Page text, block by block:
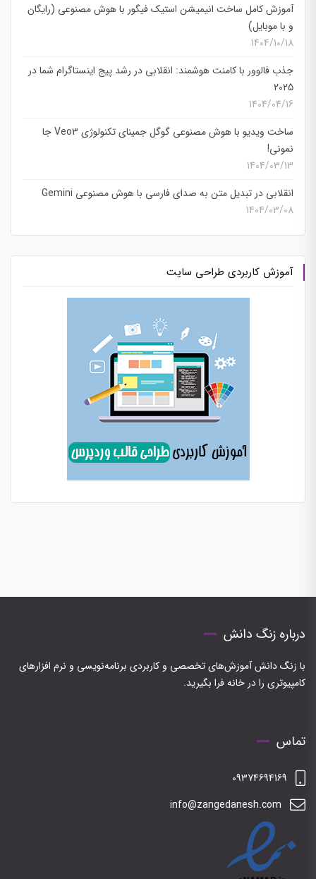
آموزش کامل ساخت انیمیشن استیک فیگور با هوش مصنوعی (رایگان
و با موبایل)
1404/10/18
جذب فالوور با کامنت هوشمند: انقلابی در رشد پیج اینستاگرام شما در
2025
1404/04/16
ساخت ویدیو با هوش مصنوعی گوگل جمینای تکنولوژی Veo3 جا
نمونی!
1404/03/13
انقلابی در تبدیل متن به صدای فارسی با هوش مصنوعی Gemini
1404/03/08
آموزش کاربردی طراحی سایت
درباره زنگ دانش
با زنگ دانش آموزش‌های تخصصی و کاربردی برنامه‌نویسی و نرم افزارهای
کامپیوتری را در خانه فرا بگیرید.
تماس
09374694169
info@zangedanesh.com